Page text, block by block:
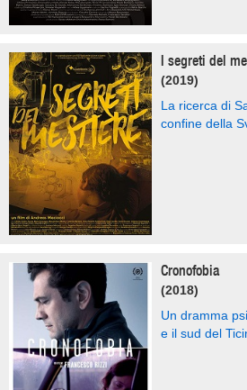
I segreti del
(2019)
La ricerca di
confine della
Cronofobia
(2018)
Un dramma
e il sud del